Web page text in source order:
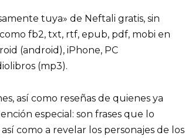
tuya» de Neftali gratis, sin
fb2, txt, rtf, epub, pdf, mobi en
(android), iPhone, PC
(mp3).
así como reseñas de quienes ya
especial: son frases que lo
como a revelar los personajes de los